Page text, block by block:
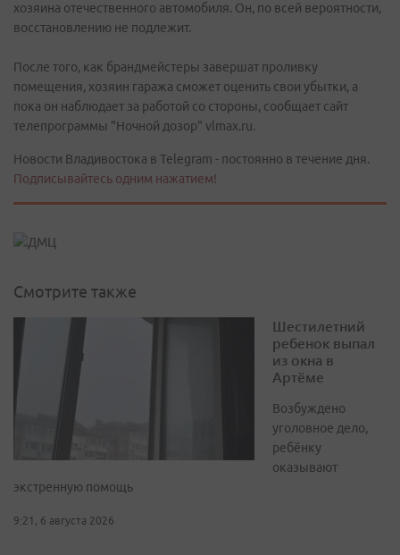
хозяина отечественного автомобиля. Он, по всей вероятности,
восстановлению не подлежит.
После того, как брандмейстеры завершат проливку
помещения, хозяин гаража сможет оценить свои убытки, а
пока он наблюдает за работой со стороны, сообщает сайт
телепрограммы "Ночной дозор" vlmax.ru.
Новости Владивостока в Telegram - постоянно в течение дня.
Подписывайтесь одним нажатием!
Смотрите также
Шестилетний
ребенок выпал
из окна в
Артёме
Возбуждено
уголовное дело,
ребёнку
оказывают
экстренную помощь
9:21, 6 августа 2026